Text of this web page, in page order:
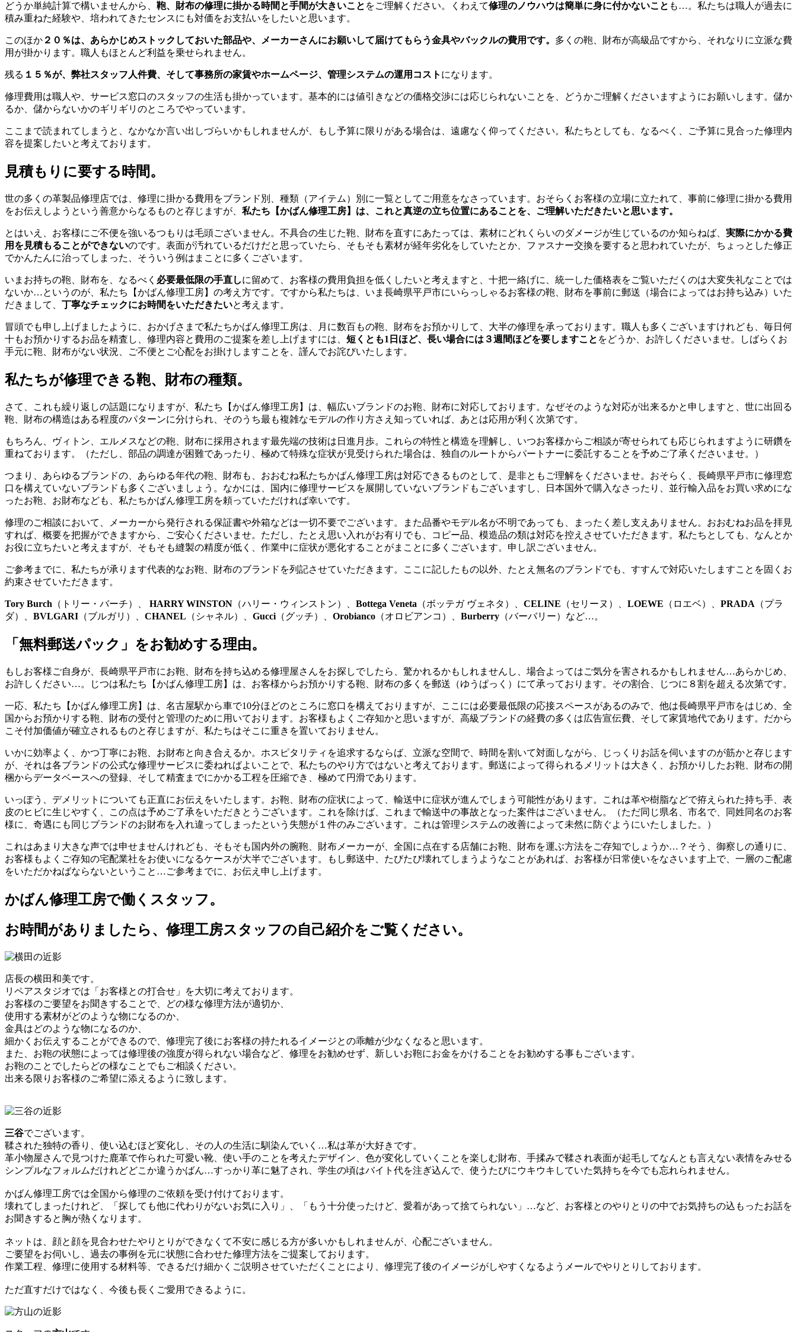
どうか単純計算で構いませんから、 鞄、財布の修理に掛かる時間と手間が大きいこと をご理解ください。くわえて修理のノウハウは簡単に身に付かないこと も…。私たちは職人が過去に
積み重ねた経験や、培われてきたセンスにも対価をお支払いをしたいと思います。
このほか ２０％は、あらかじめストックしておいた部品や、メーカーさんにお願いして届けてもらう金具やバックルの費用です。 多くの鞄、財布が高級品ですから、それなりに立派な費
用が掛かります。職人もほとんど利益を乗せられません。
残る １５％が、弊社スタッフ人件費、そして事務所の家賃やホームページ、管理システムの運用コスト になります。
修理費用は職人や、サービス窓口のスタッフの生活も掛かっています。基本的には値引きなどの価格交渉には応じられないことを、どうかご理解くださいますようにお願いします。儲か
るか、儲からないかのギリギリのところでやっています。
ここまで読まれてしまうと、なかなか言い出しづらいかもしれませんが、もし予算に限りがある場合は、遠慮なく仰ってください。私たちとしても、なるべく、ご予算に見合った修理内
容を提案したいと考えております。
見積もりに要する時間。
世の多くの革製品修理店では、修理に掛かる費用をブランド別、種類（アイテム）別に一覧としてご用意をなさっています。おそらくお客様の立場に立たれて、事前に修理に掛かる費用
をお伝えしようという善意からなるものと存じますが、 私たち【かばん修理工房】は、これと真逆の立ち位置にあることを、ご理解いただきたいと思います。
とはいえ、お客様にご不便を強いるつもりは毛頭ございません。不具合の生じた鞄、財布を直すにあたっては、素材にどれくらいのダメージが生じているのか知らねば、 実際にかかる費
用を見積もることができないのです。表面が汚れているだけだと思っていたら、そもそも素材が経年劣化をしていたとか、ファスナー交換を要すると思われていたが、ちょっとした修正
でかんたんに治ってしまった、そういう例はまことに多くございます。
いまお持ちの鞄、財布を、なるべく 必要最低限の手直しに留めて、お客様の費用負担を低くしたいと考えますと、十把一絡げに、統一した価格表をご覧いただくのは大変失礼なことでは
ないか…というのが、私たち【かばん修理工房】の考え方です。ですから私たちは、いま長崎県平戸市にいらっしゃるお客様の鞄、財布を事前に郵送（場合によってはお持ち込み）いた
だきまして、 丁寧なチェックにお時間をいただきたいと考えます。
冒頭でも申し上げましたように、おかげさまで私たちかばん修理工房は、月に数百もの鞄、財布をお預かりして、大半の修理を承っております。職人も多くございますけれども、毎日何
十もお預かりするお品を精査し、修理内容と費用のご提案を差し上げますには、 短くとも1日ほど、長い場合には３週間ほどを要しますこと をどうか、お許しくださいませ。しばらくお
手元に鞄、財布がない状況、ご不便とご心配をお掛けしますことを、謹んでお詫びいたします。
私たちが修理できる鞄、財布の種類。
さて、これも繰り返しの話題になりますが、私たち【かばん修理工房】は、幅広いブランドのお鞄、財布に対応しております。なぜそのような対応が出来るかと申しますと、世に出回る
鞄、財布の構造はある程度のパターンに分けられ、そのうち最も複雑なモデルの作り方さえ知っていれば、あとは応用が利く次第です。
もちろん、ヴィトン、エルメスなどの鞄、財布に採用されます最先端の技術は日進月歩。これらの特性と構造を理解し、いつお客様からご相談が寄せられても応じられますように研鑽を
重ねております。（ただし、部品の調達が困難であったり、極めて特殊な症状が見受けられた場合は、独自のルートからパートナーに委託することを予めご了承くださいませ。）
つまり、あらゆるブランドの、あらゆる年代の鞄、財布も、おおむね私たちかばん修理工房は対応できるものとして、是非ともご理解をくださいませ。おそらく、長崎県平戸市に修理窓
口を構えていないブランドも多くございましょう。なかには、国内に修理サービスを展開していないブランドもございますし、日本国外で購入なさったり、並行輸入品をお買い求めにな
ったお鞄、お財布なども、私たちかばん修理工房を頼っていただければ幸いです。
修理のご相談において、メーカーから発行される保証書や外箱などは一切不要でございます。また品番やモデル名が不明であっても、まったく差し支えありません。おおむねお品を拝見
すれば、概要を把握ができますから、ご安心くださいませ。ただし、たとえ思い入れがお有りでも、コピー品、模造品の類は対応を控えさせていただきます。私たちとしても、なんとか
お役に立ちたいと考えますが、そもそも縫製の精度が低く、作業中に症状が悪化することがまことに多くございます。申し訳ございません。
ご参考までに、私たちが承ります代表的なお鞄、財布のブランドを列記させていただきます。ここに記したもの以外、たとえ無名のブランドでも、すすんで対応いたしますことを固くお
約束させていただきます。
Tory Burch （トリー・バーチ）、 HARRY WINSTON （ハリー・ウィンストン）、 Bottega Veneta （ボッテガ ヴェネタ）、 CELINE （セリーヌ）、 LOEWE （ロエベ）、 PRADA （プラ
ダ）、 BVLGARI （ブルガリ）、 CHANEL （シャネル）、 Gucci （グッチ）、 Orobianco （オロビアンコ）、 Burberry （バーバリー）など…。
「無料郵送パック」をお勧めする理由。
もしお客様ご自身が、長崎県平戸市にお鞄、財布を持ち込める修理屋さんをお探しでしたら、驚かれるかもしれませんし、場合よってはご気分を害されるかもしれません…あらかじめ、
お許しください…。じつは私たち【かばん修理工房】は、お客様からお預かりする鞄、財布の多くを郵送（ゆうぱっく）にて承っております。その割合、じつに８割を超える次第です。
一応、私たち【かばん修理工房】は、名古屋駅から車で10分ほどのところに窓口を構えておりますが、ここには必要最低限の応接スペースがあるのみで、他は長崎県平戸市をはじめ、全
国からお預かりする鞄、財布の受付と管理のために用いております。お客様もよくご存知かと思いますが、高級ブランドの経費の多くは広告宣伝費、そして家賃地代であります。だから
こそ付加価値が確立されるものと存じますが、私たちはそこに重きを置いておりません。
いかに効率よく、かつ丁寧にお鞄、お財布と向き合えるか。ホスピタリティを追求するならば、立派な空間で、時間を割いて対面しながら、じっくりお話を伺いますのが筋かと存じます
が、それは各ブランドの公式な修理サービスに委ねればよいことで、私たちのやり方ではないと考えております。郵送によって得られるメリットは大きく、お預かりしたお鞄、財布の開
梱からデータベースへの登録、そして精査までにかかる工程を圧縮でき、極めて円滑であります。
いっぽう、デメリットについても正直にお伝えをいたします。お鞄、財布の症状によって、輸送中に症状が進んでしまう可能性があります。これは革や樹脂などで拵えられた持ち手、表
皮のヒビに生じやすく、この点は予めご了承をいただきとうございます。これを除けば、これまで輸送中の事故となった案件はございません。（ただ同じ県名、市名で、同姓同名のお客
様に、奇遇にも同じブランドのお財布を入れ違ってしまったという失態が１件のみございます。これは管理システムの改善によって未然に防ぐようにいたしました。）
これはあまり大きな声では申せませんけれども、そもそも国内外の腕鞄、財布メーカーが、全国に点在する店舗にお鞄、財布を運ぶ方法をご存知でしょうか…？そう、御察しの通りに、
お客様もよくご存知の宅配業社をお使いになるケースが大半でございます。もし郵送中、たびたび壊れてしまうようなことがあれば、お客様が日常使いをなさいます上で、一層のご配慮
をいただかねばならないということ…ご参考までに、お伝え申し上げます。
かばん修理工房で働くスタッフ。
お時間がありましたら、修理工房スタッフの自己紹介をご覧ください。
店長の横田和美です。
リペアスタジオでは「お客様との打合せ」を大切に考えております。
お客様のご要望をお聞きすることで、どの様な修理方法が適切か、
使用する素材がどのような物になるのか、
金具はどのような物になるのか、
細かくお伝えすることができるので、修理完了後にお客様の持たれるイメージとの乖離が少なくなると思います。
また、お鞄の状態によっては修理後の強度が得られない場合など、修理をお勧めせず、新しいお鞄にお金をかけることをお勧めする事もございます。
お鞄のことでしたらどの様なことでもご相談ください。
出来る限りお客様のご希望に添えるように致します。
三谷でございます。
鞣された独特の香り、使い込むほど変化し、その人の生活に馴染んでいく…私は革が大好きです。
革小物屋さんで見つけた鹿革で作られた可愛い靴、使い手のことを考えたデザイン、色が変化していくことを楽しむ財布、手揉みで鞣され表面が起毛してなんとも言えない表情をみせる
シンプルなフォルムだけれどどこか違うかばん…すっかり革に魅了され、学生の頃はバイト代を注ぎ込んで、使うたびにウキウキしていた気持ちを今でも忘れられません。
かばん修理工房では全国から修理のご依頼を受け付けております。
壊れてしまったけれど、「探しても他に代わりがないお気に入り」、「もう十分使ったけど、愛着があって捨てられない」…など、お客様とのやりとりの中でお気持ちの込もったお話を
お聞きすると胸が熱くなります。
ネットは、顔と顔を見合わせたやりとりができなくて不安に感じる方が多いかもしれませんが、心配ございません。
ご要望をお伺いし、過去の事例を元に状態に合わせた修理方法をご提案しております。
作業工程、修理に使用する材料等、できるだけ細かくご説明させていただくことにより、修理完了後のイメージがしやすくなるようメールでやりとりしております。
ただ直すだけではなく、今後も長くご愛用できるように。